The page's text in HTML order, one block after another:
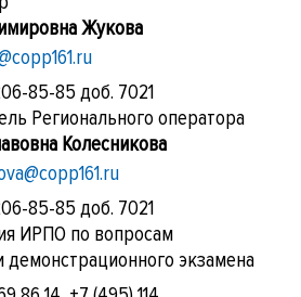
Жукова
85-85 доб. 7021
Регионального оператора
Колесникова
85-85 доб. 7021
ИРПО по вопросам
демонстрационного экзамена